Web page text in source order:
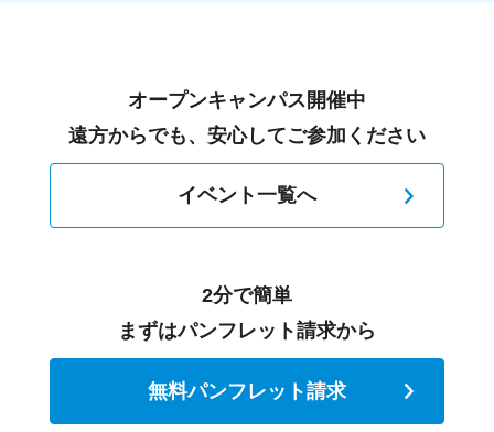
オープンキャンパス開催中
遠方からでも、安心してご参加ください
イベント一覧へ
2分で簡単
まずはパンフレット請求から
無料パンフレット請求